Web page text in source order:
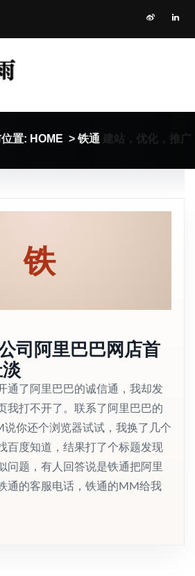
置: HOME > 铁通 建站，优化，推广
铁
司阿里巴巴网店首
通了阿里巴巴的诚信通，我却发
我打不开了。联系了阿里巴巴的
你还个浏览器试试，我换了几个
百度知道，结果打了个标题发现
问题，有人回答说是铁通把阿里
通的客服电话，铁通的MM给我